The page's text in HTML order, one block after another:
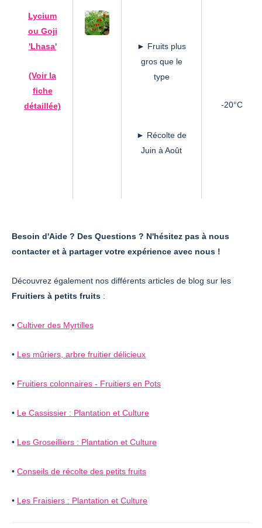
Lycium
ou Goji
'Lhasa'
(Voir la
fiche
détaillée)
► Fruits plus
gros que le
type
► Récolte de
Juin à Août
-20°C
Besoin d'Aide ? Des Questions ? N'hésitez pas à nous
contacter et à partager votre expérience avec nous !
Découvrez également nos différents articles de blog sur les
Fruitiers à petits fruits :
• Cultiver des Myrtilles
• Les mûriers, arbre fruitier délicieux
• Fruitiers colonnaires - Fruitiers en Pots
• Le Cassissier : Plantation et Culture
• Les Groseilliers : Plantation et Culture
• Conseils de récolte des petits fruits
• Les Fraisiers : Plantation et Culture